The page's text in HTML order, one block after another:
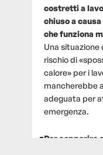
costretti a
chiuso a
che funziona
Una situazione
rischio di
calore» per i
mancherebbe
adeguata per
emergenza.
Per sopperire